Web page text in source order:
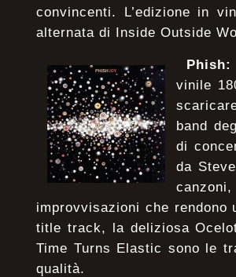
convincenti. L’edizione in
alternata di Inside Outside
vinile
band
di
da
improvvisazioni che
title track, la deliziosa
Time Turns Elastic sono le
qualità.